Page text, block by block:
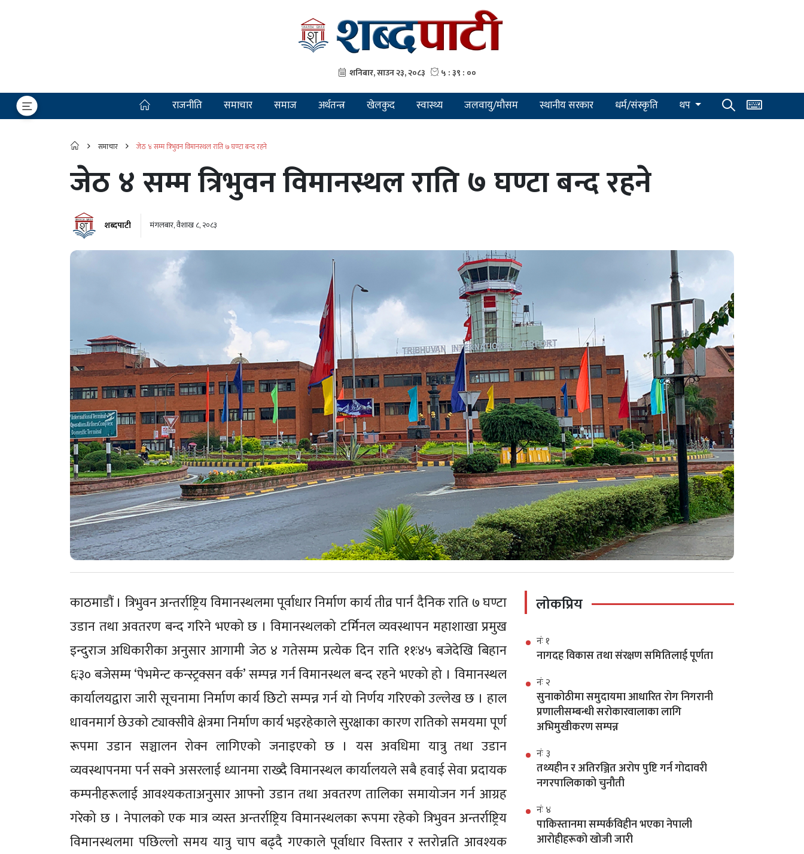
राजनीति समाचार समाज अर्थतन्त्र खेलकुद स्वास्थ्य जलवायु/मौसम स्थानीय सरकार धर्म/संस्कृति थप
समाचार जेठ ४ सम्म त्रिभुवन विमानस्थल राति ७ घण्टा बन्द रहने
जेठ ४ सम्म त्रिभुवन विमानस्थल राति ७ घण्टा बन्द रहने
शब्दपाटी मंगलबार, वैशाख ८, २०८३
काठमाडौं । त्रिभुवन अन्तर्राष्ट्रिय विमानस्थलमा पूर्वाधार निर्माण कार्य तीव्र पार्न दैनिक राति ७ घण्टा
उडान तथा अवतरण बन्द गरिने भएको छ । विमानस्थलको टर्मिनल व्यवस्थापन महाशाखा प्रमुख
इन्दुराज अधिकारीका अनुसार आगामी जेठ ४ गतेसम्म प्रत्येक दिन राति ११ः४५ बजेदेखि बिहान
६ः३० बजेसम्म ‘पेभमेन्ट कन्स्ट्रक्सन वर्क’ सम्पन्न गर्न विमानस्थल बन्द रहने भएको हो । विमानस्थल
कार्यालयद्वारा जारी सूचनामा निर्माण कार्य छिटो सम्पन्न गर्न यो निर्णय गरिएको उल्लेख छ । हाल
धावनमार्ग छेउको ट्याक्सीवे क्षेत्रमा निर्माण कार्य भइरहेकाले सुरक्षाका कारण रातिको समयमा पूर्ण
रूपमा उडान सञ्चालन रोक्न लागिएको जनाइएको छ । यस अवधिमा यात्रु तथा उडान
व्यवस्थापनमा पर्न सक्ने असरलाई ध्यानमा राख्दै विमानस्थल कार्यालयले सबै हवाई सेवा प्रदायक
कम्पनीहरूलाई आवश्यकताअनुसार आफ्नो उडान तथा अवतरण तालिका समायोजन गर्न आग्रह
गरेको छ । नेपालको एक मात्र व्यस्त अन्तर्राष्ट्रिय विमानस्थलका रूपमा रहेको त्रिभुवन अन्तर्राष्ट्रिय
विमानस्थलमा पछिल्लो समय यात्रु चाप बढ्दै गएकाले पूर्वाधार विस्तार र स्तरोन्नति आवश्यक
लोकप्रिय
नंः १
नागदह विकास तथा संरक्षण समितिलाई पूर्णता
नंः २
सुनाकोठीमा समुदायमा आधारित रोग निगरानी
प्रणालीसम्बन्धी सरोकारवालाका लागि
अभिमुखीकरण सम्पन्न
नंः ३
तथ्यहीन र अतिरञ्जित अरोप पुष्टि गर्न गोदावरी
नगरपालिकाको चुनौती
नंः ४
पाकिस्तानमा सम्पर्कविहीन भएका नेपाली
आरोहीहरूको खोजी जारी